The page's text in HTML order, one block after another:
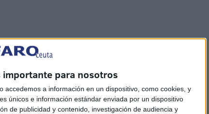
importante para nosotros
accedemos a información en un dispositivo, como cookies, y
únicos e información estándar enviada por un dispositivo
de publicidad y contenido, investigación de audiencia y
que suma así su
firmó la segunda
el podio de la etapa, tercero
‘Jipi’.